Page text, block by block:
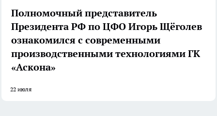
Полномочный представитель
Президента РФ по ЦФО Игорь Щёголев
ознакомился с современными
производственными технологиями ГК
«Аскона»
22 июля